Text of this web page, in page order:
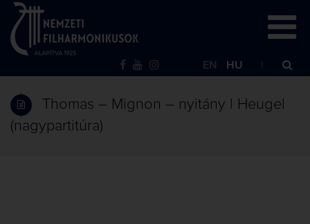
EN HU
Thomas – Mignon – nyitány | Heugel
(nagypartitúra)